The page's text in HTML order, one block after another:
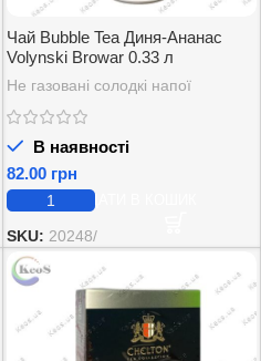
Чай Bubble Tea Диня-Ананас
Volynski Browar 0.33 л
Не газовані солодкі напої
В наявності
грн
SKU: 20248/